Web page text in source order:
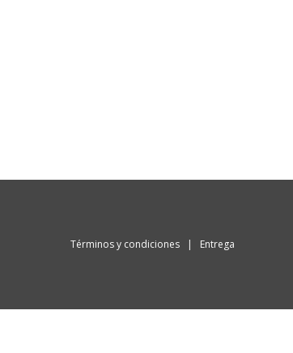
Términos y condiciones | Entrega